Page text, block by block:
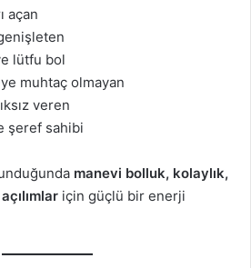
açan
lütfu bol
muhtaç olmayan
veren
şeref sahibi
manevi bolluk, kolaylık,
için güçlü bir enerji